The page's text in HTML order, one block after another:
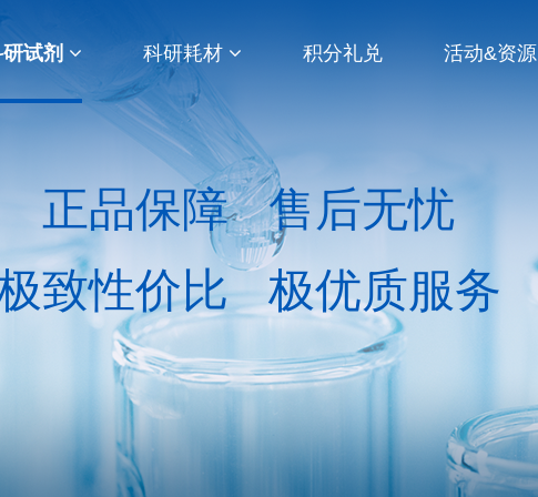
试剂 科研耗材 积分礼兑 活动&资源
正品保障 售后无忧
致性价比 极优质服务